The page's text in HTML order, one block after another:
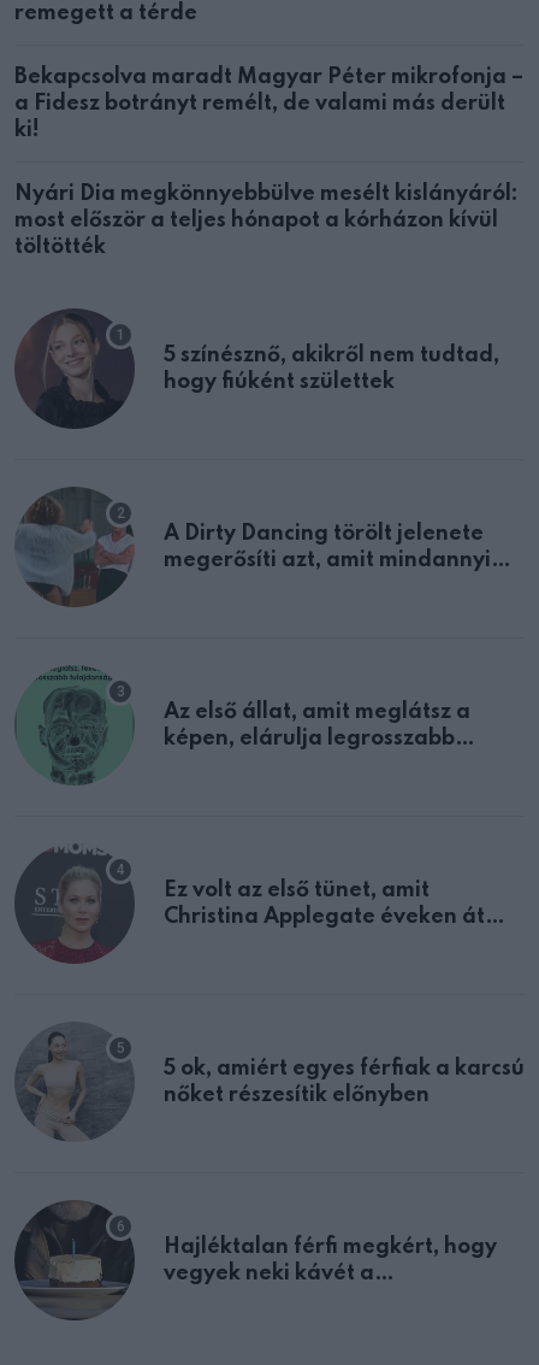
remegett a térde
Bekapcsolva maradt Magyar Péter mikrofonja –
a Fidesz botrányt remélt, de valami más derült
ki!
Nyári Dia megkönnyebbülve mesélt kislányáról:
most először a teljes hónapot a kórházon kívül
töltötték
5 színésznő, akikről nem tudtad,
hogy fiúként születtek
A Dirty Dancing törölt jelenete
megerősíti azt, amit mindannyian
Az első állat, amit meglátsz a
képen, elárulja legrosszabb
Ez volt az első tünet, amit
Christina Applegate éveken át
5 ok, amiért egyes férfiak a karcsú
nőket részesítik előnyben
Hajléktalan férfi megkért, hogy
vegyek neki kávét a